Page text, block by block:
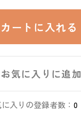
カートに入れる
お気に入りに追加
入りの登録者数： 0